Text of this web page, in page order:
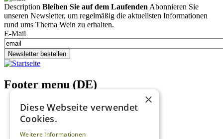
Description Bleiben Sie auf dem Laufenden Abonnieren Sie
unseren Newsletter, um regelmäßig die aktuellsten Informationen
rund ums Thema Wein zu erhalten.
E-Mail
Newsletter bestellen
Footer menu (DE)
Datenschutzrichtlinien
Nutzungsbedingungen
Kontakt
Impressum
×
Diese Webseite verwendet
Cookies.
Weitere Informationen